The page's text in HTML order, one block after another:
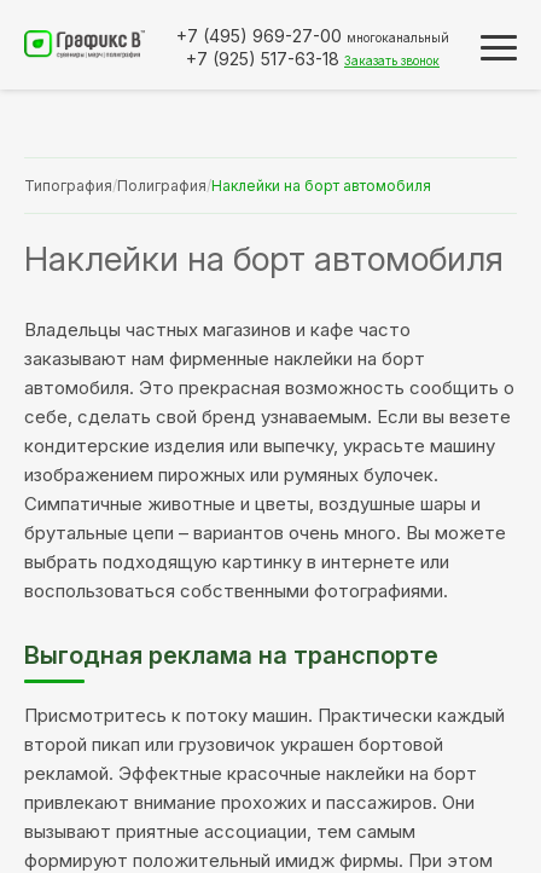
+7 (495) 969-27-00 многоканальный
+7 (925) 517-63-18 Заказать звонок
Типография/Полиграфия/Наклейки на борт автомобиля
Наклейки на борт автомобиля
Владельцы частных магазинов и кафе часто
заказывают нам фирменные наклейки на борт
автомобиля. Это прекрасная возможность сообщить о
себе, сделать свой бренд узнаваемым. Если вы везете
кондитерские изделия или выпечку, украсьте машину
изображением пирожных или румяных булочек.
Симпатичные животные и цветы, воздушные шары и
брутальные цепи – вариантов очень много. Вы можете
выбрать подходящую картинку в интернете или
воспользоваться собственными фотографиями.
Выгодная реклама на транспорте
Присмотритесь к потоку машин. Практически каждый
второй пикап или грузовичок украшен бортовой
рекламой. Эффектные красочные наклейки на борт
привлекают внимание прохожих и пассажиров. Они
вызывают приятные ассоциации, тем самым
формируют положительный имидж фирмы. При этом